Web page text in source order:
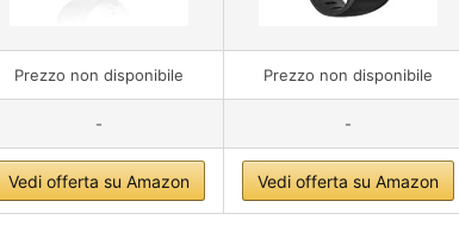
Prezzo non disponibile Prezzo non disponibile
- -
Vedi offerta su Amazon Vedi offerta su Amazon